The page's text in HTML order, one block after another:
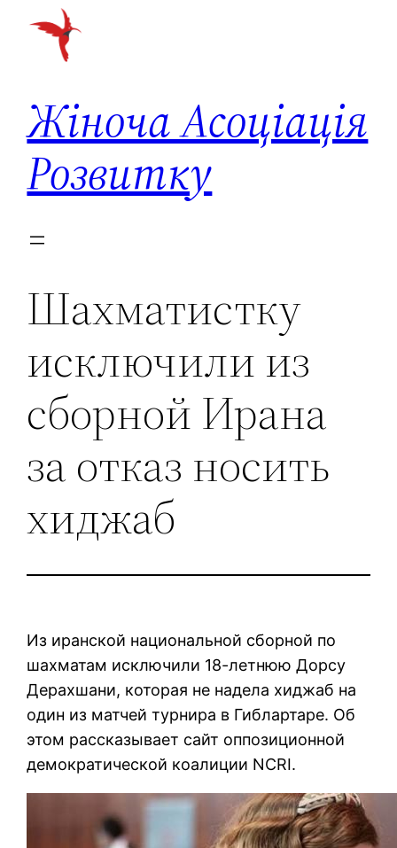
Перейти
Жіноча Асоціація
Розвитку
Шахматистку
исключили из
сборной Ирана
за отказ носить
хиджаб
Из иранской национальной сборной по
шахматам исключили 18-летнюю Дорсу
Дерахшани, которая не надела хиджаб на
один из матчей турнира в Гиблартаре. Об
этом рассказывает сайт оппозиционной
демократической коалиции NCRI.